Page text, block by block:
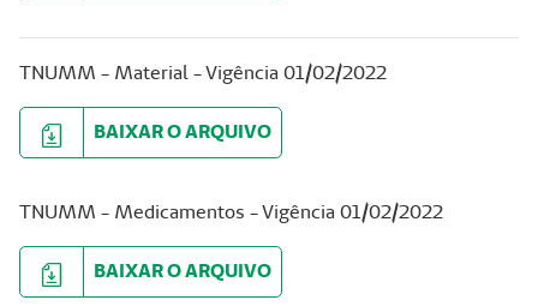
TNUMM - Material - Vigência 01/02/2022
BAIXAR O ARQUIVO
TNUMM - Medicamentos - Vigência 01/02/2022
BAIXAR O ARQUIVO